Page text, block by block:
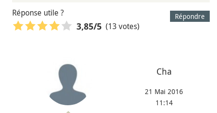
Répondre
Réponse utile ?
3,85/5 (13 votes)
Cha
21 Mai 2016
11:14